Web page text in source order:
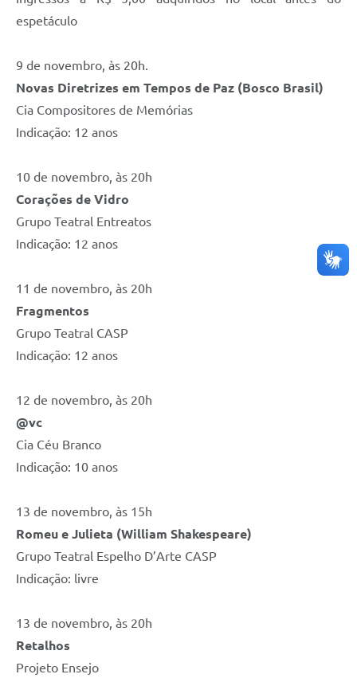
espetáculo
9 de novembro, às 20h.
Novas Diretrizes em Tempos de Paz (Bosco Brasil)
Cia Compositores de Memórias
Indicação: 12 anos
10 de novembro, às 20h
Corações de Vidro
Grupo Teatral Entreatos
Indicação: 12 anos
11 de novembro, às 20h
Fragmentos
Grupo Teatral CASP
Indicação: 12 anos
12 de novembro, às 20h
@vc
Cia Céu Branco
Indicação: 10 anos
13 de novembro, às 15h
Romeu e Julieta (William Shakespeare)
Grupo Teatral Espelho D’Arte CASP
Indicação: livre
13 de novembro, às 20h
Retalhos
Projeto Ensejo